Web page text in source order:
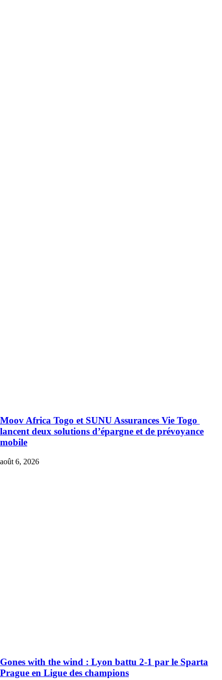
Moov Africa Togo et SUNU Assurances Vie Togo
lancent deux solutions d’épargne et de prévoyance
mobile
août 6, 2026
Gones with the wind : Lyon battu 2-1 par le Sparta
Prague en Ligue des champions